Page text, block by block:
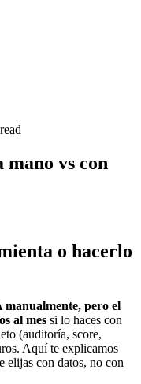
vs con
o hacerlo
pero el
al mes si lo haces con
(auditoría, score,
Aquí te explicamos
elijas con datos, no con